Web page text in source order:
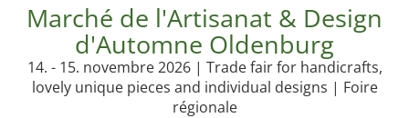
Marché de l'Artisanat & Design
d'Automne Oldenburg
14. - 15. novembre 2026 | Trade fair for handicrafts,
lovely unique pieces and individual designs | Foire
régionale